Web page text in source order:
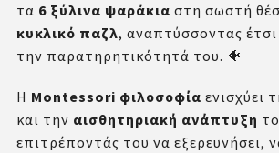
τα 6 ξύλινα ψαράκια στη σωστή
κυκλικό παζλ, αναπτύσσοντας έτσι
την παρατηρητικότητά του. 🐠
Η Montessori φιλοσοφία ενισχύει
και την αισθητηριακή ανάπτυξη
επιτρέποντάς του να εξερευνήσει,